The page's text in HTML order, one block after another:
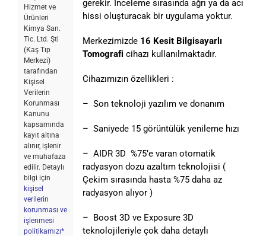
Hizmet ve
Ürünleri
Kimya San.
Tic. Ltd. Şti
(Kaş Tıp
Merkezi)
tarafından
Kişisel
Verilerin
Korunması
Kanunu
kapsamında
kayıt altına
alınır, işlenir
ve muhafaza
edilir. Detaylı
bilgi için
kişisel
verilerin
korunması ve
işlenmesi
politikamızı*
gerekir. İnceleme sırasında ağrı ya da acı
hissi oluşturacak bir uygulama yoktur.
Merkezimizde 16 Kesit Bilgisayarlı
Tomografi cihazı kullanılmaktadır.
Cihazımızın özellikleri :
– Son teknoloji yazılım ve donanım
– Saniyede 15 görüntülük yenileme hızı
– AIDR 3D %75’e varan otomatik
radyasyon dozu azaltım teknolojisi (
Çekim sırasında hasta %75 daha az
radyasyon alıyor )
– Boost 3D ve Exposure 3D
teknolojileriyle çok daha detaylı